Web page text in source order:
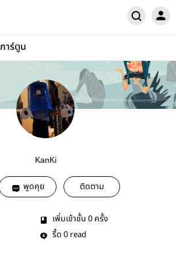
การ์ตูน
KanKi
พูดคุย ติดตาม
เพิ่มเข้าชั้น 0 ครั้ง
รี้ด 0 read